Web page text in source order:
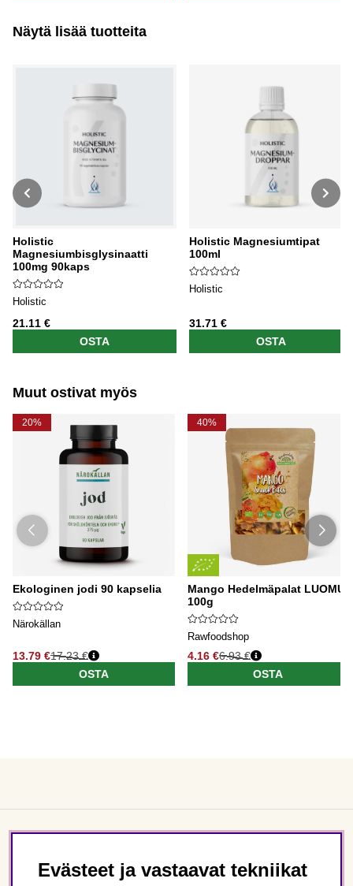
Näytä lisää tuotteita
Holistic
Magnesiumbisglysinaatti
100mg 90kaps
Holistic
21.11 €
OSTA
Holistic Magnesiumtipat
100ml
Holistic
31.71 €
OSTA
Muut ostivat myös
20%
Ekologinen jodi 90 kapselia
Närokällan
13.79 €17.23 €
OSTA
40%
Mango Hedelmäpalat LUOMU
100g
Rawfoodshop
4.16 €6.93 €
OSTA
Evästeet ja vastaavat tekniikat